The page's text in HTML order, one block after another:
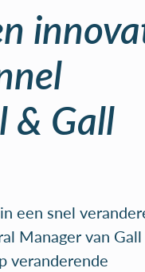
& Gall
een snel
Manager van
veranderende